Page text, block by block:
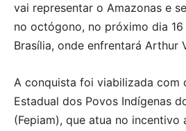
vai representar o Amazonas e
no octógono, no próximo dia
Brasília, onde enfrentará Arthur
A conquista foi viabilizada com
Estadual dos Povos Indígenas
(Fepiam), que atua no incentivo